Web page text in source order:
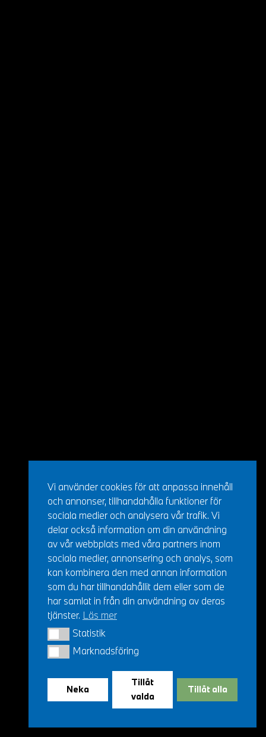
Vi använder cookies för att anpassa innehåll
och annonser, tillhandahålla funktioner för
sociala medier och analysera vår trafik. Vi
delar också information om din användning
av vår webbplats med våra partners inom
sociala medier, annonsering och analys, som
kan kombinera den med annan information
som du har tillhandahållit dem eller som de
har samlat in från din användning av deras
tjänster. Läs mer
StatistikStatistik
Marknadsföring
Marknadsföring
Neka
Tillåt
valda
Tillåt alla